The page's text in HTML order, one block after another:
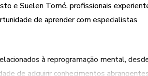
e Suelen Tomé, profissionais
de aprender com especialistas
à reprogramação mental,
de adquirir conhecimentos